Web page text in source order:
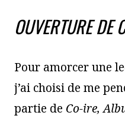
OUVERTURE DE
Pour amorcer une
j’ai choisi de me
partie de Co-ire,